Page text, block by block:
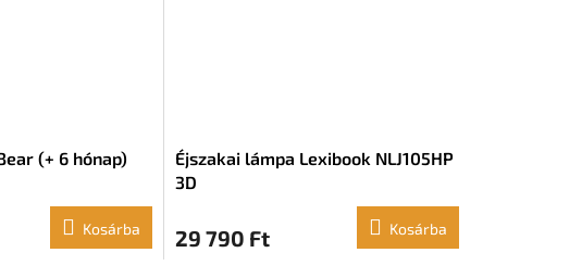
(+ 6 hónap)
Kosárba
Éjszakai lámpa Lexibook NLJ105HP
3D
29 790 Ft Kosárba